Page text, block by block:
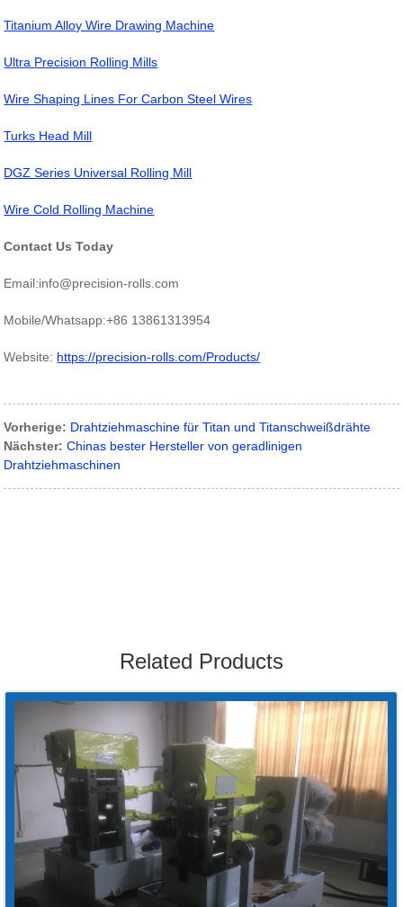
Titanium Alloy Wire Drawing Machine
Ultra Precision Rolling Mills
Wire Shaping Lines For Carbon Steel Wires
Turks Head Mill
DGZ Series Universal Rolling Mill
Wire Cold Rolling Machine
Contact Us Today
Email:info@precision-rolls.com
Mobile/Whatsapp:+86 13861313954
Website: https://precision-rolls.com/Products/
Vorherige: Drahtziehmaschine für Titan und Titanschweißdrähte
Nächster: Chinas bester Hersteller von geradlinigen
Drahtziehmaschinen
Related Products